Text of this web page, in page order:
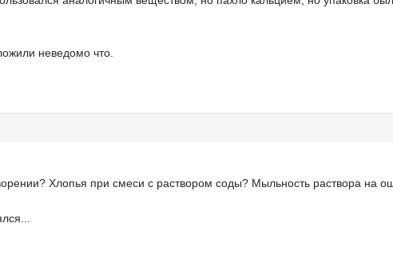
неведомо что.
Хлопья при смеси с раствором соды? Мыльность раствора на